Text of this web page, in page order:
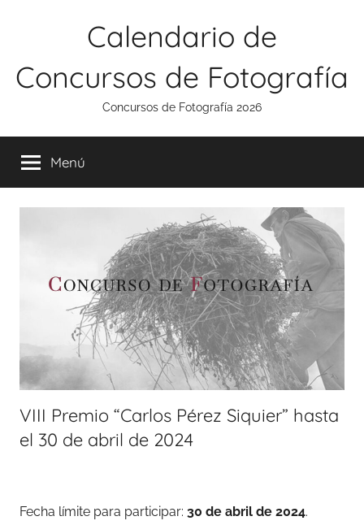
Calendario de
Concursos de Fotografía
Concursos de Fotografía 2026
Menú
VIII Premio “Carlos Pérez Siquier” hasta
el 30 de abril de 2024
Fecha límite para participar: 30 de abril de 2024.